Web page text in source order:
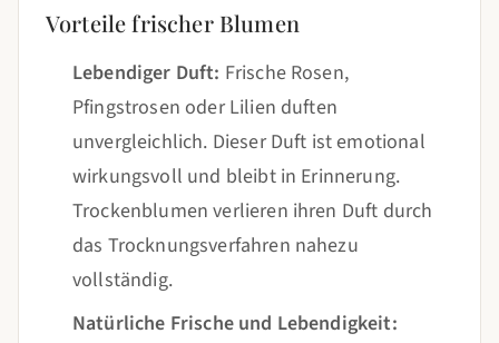
Vorteile frischer Blumen
Lebendiger Duft: Frische Rosen,
Pfingstrosen oder Lilien duften
unvergleichlich. Dieser Duft ist emotional
wirkungsvoll und bleibt in Erinnerung.
Trockenblumen verlieren ihren Duft durch
das Trocknungsverfahren nahezu
vollständig.
Natürliche Frische und Lebendigkeit: